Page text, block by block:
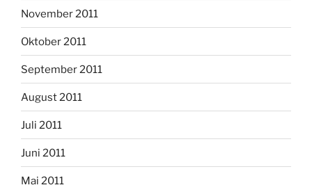
November 2011
Oktober 2011
September 2011
August 2011
Juli 2011
Juni 2011
Mai 2011